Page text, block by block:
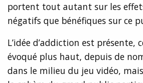
portent tout autant sur les
négatifs que bénéfiques sur ce
L’idée d’addiction est présente,
évoqué plus haut, depuis de
dans le milieu du jeu vidéo,